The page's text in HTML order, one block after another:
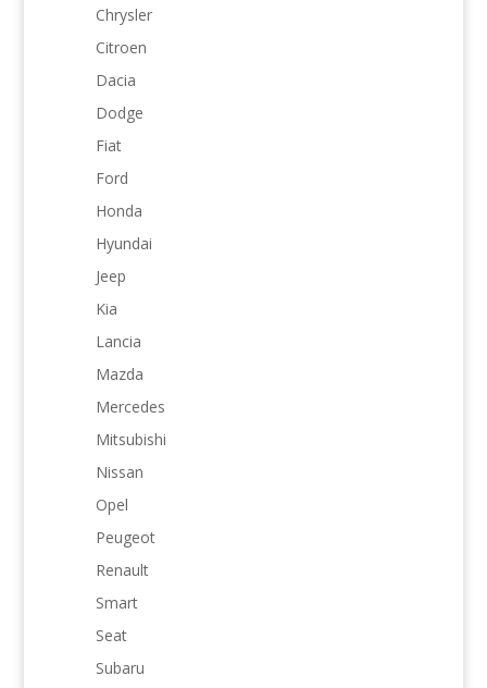
Chrysler
Citroen
Dacia
Dodge
Fiat
Ford
Honda
Hyundai
Jeep
Kia
Lancia
Mazda
Mercedes
Mitsubishi
Nissan
Opel
Peugeot
Renault
Smart
Seat
Subaru